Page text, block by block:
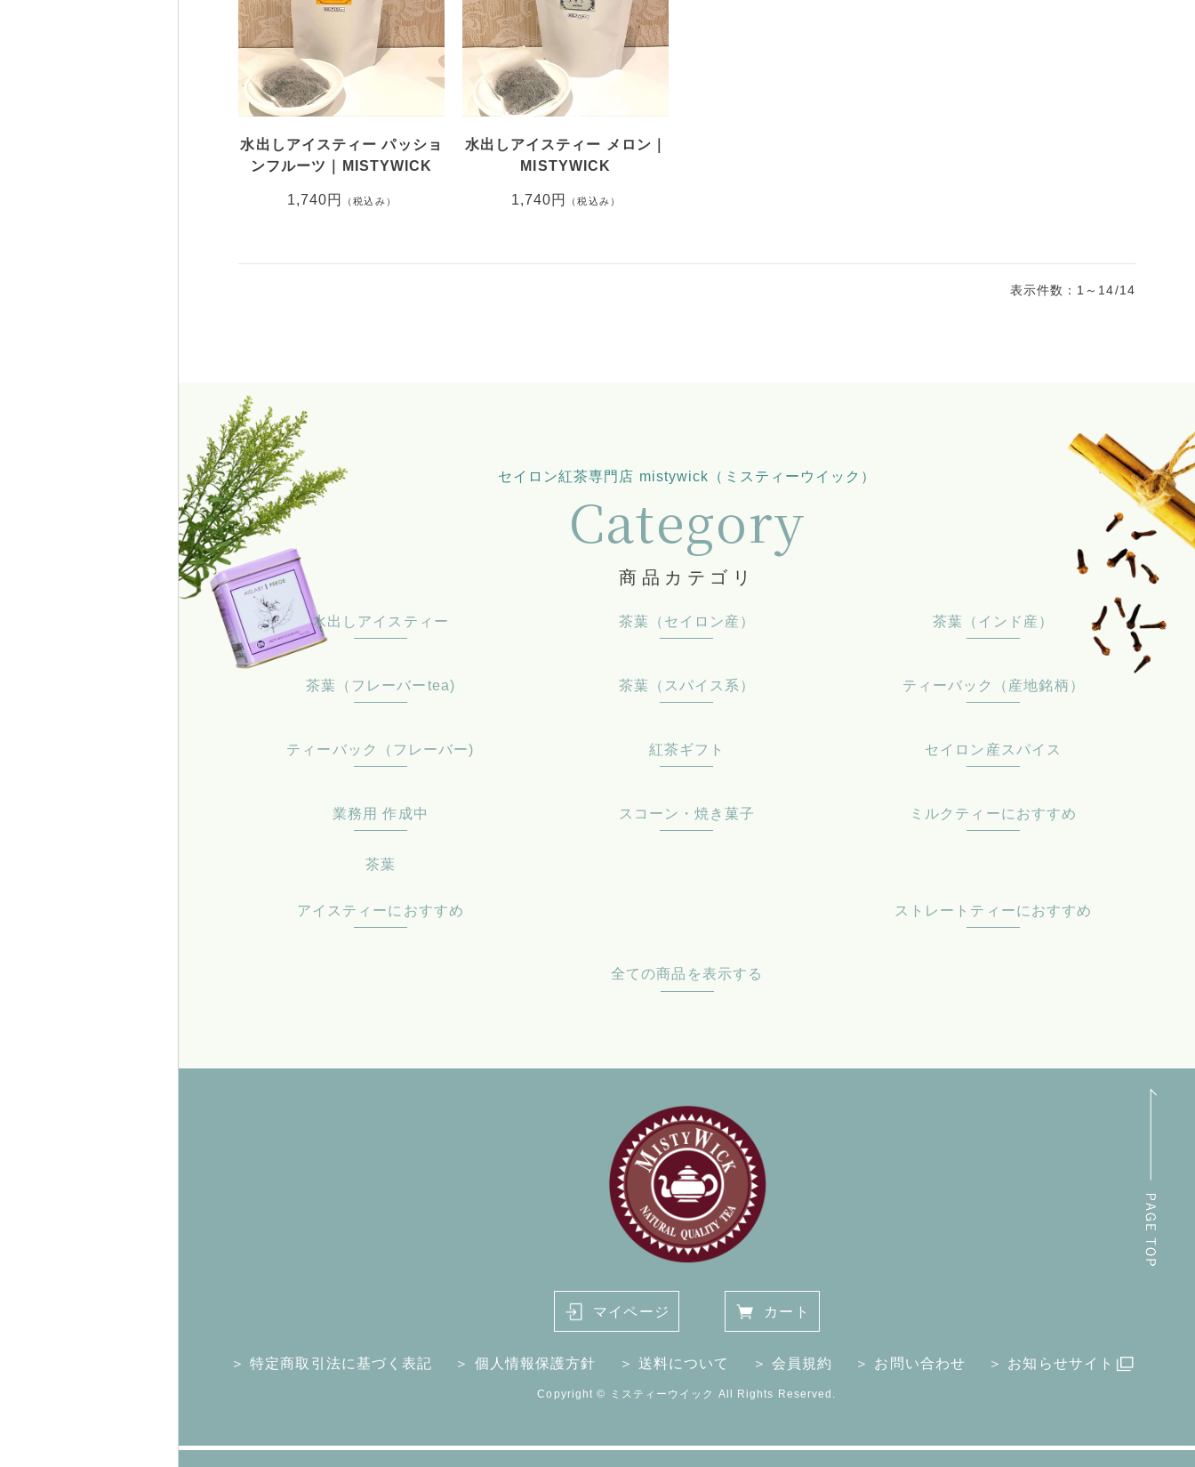
水出しアイスティー パッショ
ンフルーツ｜MISTYWICK
1,740円 （税込み）
水出しアイスティー メロン｜
MISTYWICK
1,740円 （税込み）
表示件数：1～14/14
セイロン紅茶専門店 mistywick（ミスティーウイック）
Category
商品カテゴリ
水出しアイスティー 茶葉（セイロン産） 茶葉（インド産）
茶葉（フレーバーtea) 茶葉（スパイス系） ティーバック（産地銘柄）
ティーバック（フレーバー) 紅茶ギフト セイロン産スパイス
業務用 作成中
茶葉
スコーン・焼き菓子 ミルクティーにおすすめ
アイスティーにおすすめ ストレートティーにおすすめ
全ての商品を表示する
マイページ カート
＞ 特定商取引法に基づく表記 ＞ 個人情報保護方針 ＞ 送料について ＞ 会員規約 ＞ お問い合わせ ＞ お知らせサイト
Copyright © ミスティーウイック All Rights Reserved.